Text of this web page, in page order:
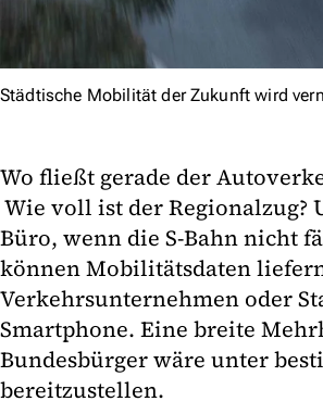
Städtische Mobilität der Zukunft wird
Wo fließt gerade der
Wie voll ist der Regionalzug?
Büro, wenn die S-Bahn nicht
können Mobilitätsdaten
Verkehrsunternehmen oder
Smartphone. Eine breite
Bundesbürger wäre unter
bereitzustellen.